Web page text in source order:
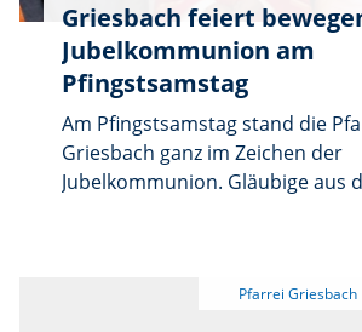
Griesbach feiert
Jubelkommunion am
Pfingstsamstag
Am Pfingstsamstag stand die
Griesbach ganz im Zeichen der
Jubelkommunion. Gläubige aus
Pfarrei Griesbach